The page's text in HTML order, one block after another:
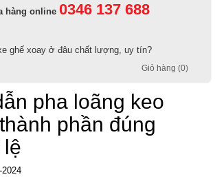
hàng online 0346 137 688
ghế xoay ở đâu chất lượng, uy tín?
Giỏ hàng (0)
pha loãng keo
phần đúng
lệ
2024